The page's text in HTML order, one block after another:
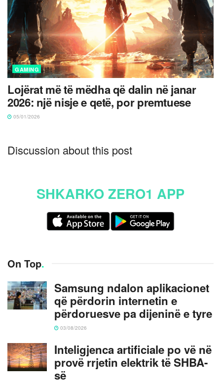
GAMING
Lojërat më të mëdha që dalin në janar
2026: një nisje e qetë, por premtuese
05/01/2026
Discussion about this post
SHKARKO ZERO1 APP
On Top.
Samsung ndalon aplikacionet
që përdorin internetin e
përdoruesve pa dijeninë e tyre
03/08/2026
Inteligjenca artificiale po vë në
provë rrjetin elektrik të SHBA-
së